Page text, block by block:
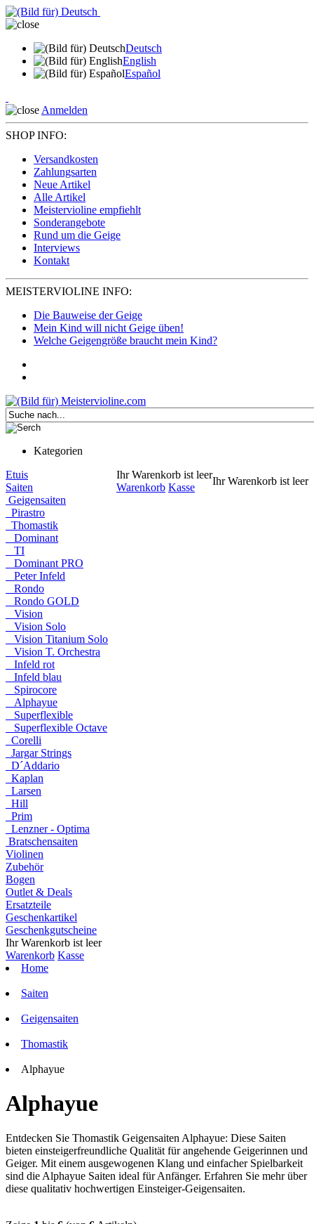
Deutsch
English
Español
Anmelden
SHOP INFO:
Versandkosten
Zahlungsarten
Neue Artikel
Alle Artikel
Meistervioline empfiehlt
Sonderangebote
Rund um die Geige
Interviews
Kontakt
MEISTERVIOLINE INFO:
Die Bauweise der Geige
Mein Kind will nicht Geige üben!
Welche Geigengröße braucht mein Kind?
Kategorien
Ihr Warenkorb ist leer
Warenkorb Kasse
Ihr Warenkorb ist leer
Etuis
Saiten
Geigensaiten
Pirastro
Thomastik
Dominant
TI
Dominant PRO
Peter Infeld
Rondo
Rondo GOLD
Vision
Vision Solo
Vision Titanium Solo
Vision T. Orchestra
Infeld rot
Infeld blau
Spirocore
Alphayue
Superflexible
Superflexible Octave
Corelli
Jargar Strings
D´Addario
Kaplan
Larsen
Hill
Prim
Lenzner - Optima
Bratschensaiten
Violinen
Zubehör
Bogen
Outlet & Deals
Ersatzteile
Geschenkartikel
Geschenkgutscheine
Ihr Warenkorb ist leer
Warenkorb Kasse
Home
Saiten
Geigensaiten
Thomastik
Alphayue
Alphayue
Entdecken Sie Thomastik Geigensaiten Alphayue: Diese Saiten
bieten einsteigerfreundliche Qualität für angehende Geigerinnen und
Geiger. Mit einem ausgewogenen Klang und einfacher Spielbarkeit
sind die Alphayue Saiten ideal für Anfänger. Erfahren Sie mehr über
diese qualitativ hochwertigen Einsteiger-Geigensaiten.